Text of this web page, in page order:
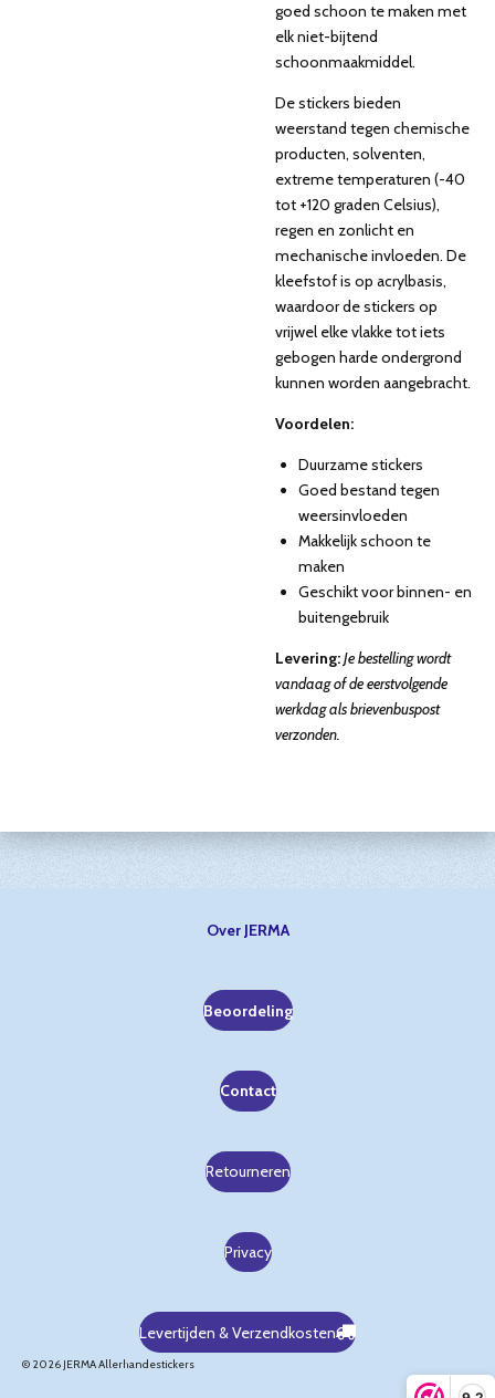
goed schoon te maken met
elk niet-bijtend
schoonmaakmiddel.
De stickers bieden
weerstand tegen chemische
producten, solventen,
extreme temperaturen (-40
tot +120 graden Celsius),
regen en zonlicht en
mechanische invloeden. De
kleefstof is op acrylbasis,
waardoor de stickers op
vrijwel elke vlakke tot iets
gebogen harde ondergrond
kunnen worden aangebracht.
Voordelen:
Duurzame stickers
Goed bestand tegen
weersinvloeden
Makkelijk schoon te
maken
Geschikt voor binnen- en
buitengebruik
Levering:Je bestelling wordt
vandaag of de eerstvolgende
werkdag als brievenbuspost
verzonden.
Over JERMA
Beoordeling
Contact
Retourneren
Privacy
Levertijden & Verzendkosten
© 2026 JERMA Allerhandestickers